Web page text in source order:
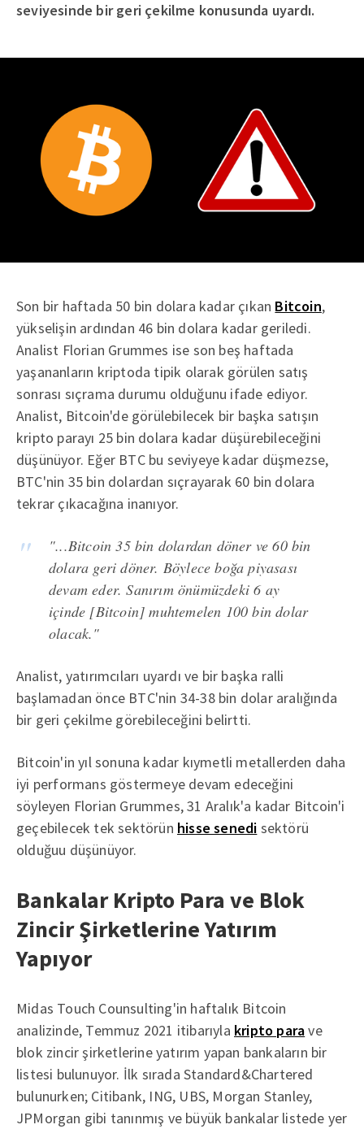
seviyesinde bir geri çekilme konusunda uyardı.
Son bir haftada 50 bin dolara kadar çıkan Bitcoin,
yükselişin ardından 46 bin dolara kadar geriledi.
Analist Florian Grummes ise son beş haftada
yaşananların kriptoda tipik olarak görülen satış
sonrası sıçrama durumu olduğunu ifade ediyor.
Analist, Bitcoin'de görülebilecek bir başka satışın
kripto parayı 25 bin dolara kadar düşürebileceğini
düşünüyor. Eğer BTC bu seviyeye kadar düşmezse,
BTC'nin 35 bin dolardan sıçrayarak 60 bin dolara
tekrar çıkacağına inanıyor.
"...Bitcoin 35 bin dolardan döner ve 60 bin
dolara geri döner. Böylece boğa piyasası
devam eder. Sanırım önümüzdeki 6 ay
içinde [Bitcoin] muhtemelen 100 bin dolar
olacak."
Analist, yatırımcıları uyardı ve bir başka ralli
başlamadan önce BTC'nin 34-38 bin dolar aralığında
bir geri çekilme görebileceğini belirtti.
Bitcoin'in yıl sonuna kadar kıymetli metallerden daha
iyi performans göstermeye devam edeceğini
söyleyen Florian Grummes, 31 Aralık'a kadar Bitcoin'i
geçebilecek tek sektörün hisse senedi sektörü
olduğuu düşünüyor.
Bankalar Kripto Para ve Blok
Zincir Şirketlerine Yatırım
Yapıyor
Midas Touch Counsulting'in haftalık Bitcoin
analizinde, Temmuz 2021 itibarıyla kripto parave
blok zincir şirketlerine yatırım yapan bankaların bir
listesi bulunuyor. İlk sırada Standard&Chartered
bulunurken; Citibank, ING, UBS, Morgan Stanley,
JPMorgan gibi tanınmış ve büyük bankalar listede yer